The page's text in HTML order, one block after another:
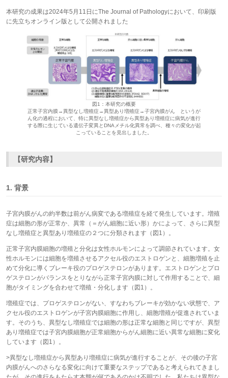
本研究の成果は2024年5月11日にThe Journal of Pathologyにおいて、印刷版
に先立ちオンライン版として公開されました
図1：本研究の概要
正常子宮内膜→異型なし増殖症→異型あり増殖症→子宮内膜がん というが
ん化の過程において、特に異型なし増殖症から異型あり増殖症に病気が進行
する際に生じている遺伝子変異とDNAメチル化異常を調べ、種々の変化が起
こっていることを見出しました。
【研究内容】
1. 背景
子宮内膜がんの約半数は前がん病変である増殖症を経て発生しています。増殖
症は細胞の形が正常か、異常（＝がん細胞に近い形）かによって、さらに異型
なし増殖症と異型あり増殖症の２つに分類されます（図1）。
正常子宮内膜細胞の増殖と分化は女性ホルモンによって調節されています。女
性ホルモンには細胞を増殖させるアクセル役のエストロゲンと、細胞増殖を止
めて分化に導くブレーキ役のプロゲステロンがあります。エストロゲンとプロ
ゲステロンがバランスをとりながら正常子宮内膜に対して作用することで、細
胞がタイミングを合わせて増殖・分化します（図1）。
増殖症では、プロゲステロンがない、すなわちブレーキが効かない状態で、ア
クセル役のエストロゲンが子宮内膜細胞に作用し、細胞増殖が促進されていま
す。そのうち、異型なし増殖症では細胞の形は正常な細胞と同じですが、異型
あり増殖症では子宮内膜細胞が正常細胞からがん細胞に近い異常な細胞に変化
しています（図1）。
>異型なし増殖症から異型あり増殖症に病気が進行することが、その後の子宮
内膜がんへのさらなる変化に向けて重要なステップであると考えられてきまし